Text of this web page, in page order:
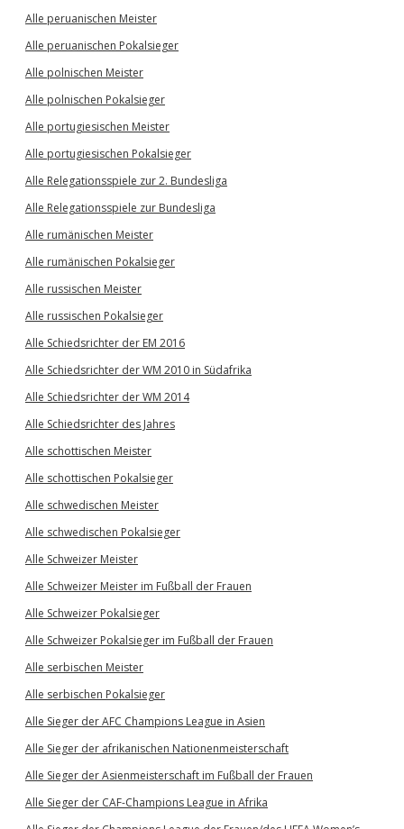
Alle peruanischen Meister
Alle peruanischen Pokalsieger
Alle polnischen Meister
Alle polnischen Pokalsieger
Alle portugiesischen Meister
Alle portugiesischen Pokalsieger
Alle Relegationsspiele zur 2. Bundesliga
Alle Relegationsspiele zur Bundesliga
Alle rumänischen Meister
Alle rumänischen Pokalsieger
Alle russischen Meister
Alle russischen Pokalsieger
Alle Schiedsrichter der EM 2016
Alle Schiedsrichter der WM 2010 in Südafrika
Alle Schiedsrichter der WM 2014
Alle Schiedsrichter des Jahres
Alle schottischen Meister
Alle schottischen Pokalsieger
Alle schwedischen Meister
Alle schwedischen Pokalsieger
Alle Schweizer Meister
Alle Schweizer Meister im Fußball der Frauen
Alle Schweizer Pokalsieger
Alle Schweizer Pokalsieger im Fußball der Frauen
Alle serbischen Meister
Alle serbischen Pokalsieger
Alle Sieger der AFC Champions League in Asien
Alle Sieger der afrikanischen Nationenmeisterschaft
Alle Sieger der Asienmeisterschaft im Fußball der Frauen
Alle Sieger der CAF-Champions League in Afrika